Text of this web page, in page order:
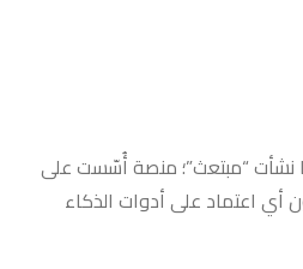
نشأت “مبتعث”؛ منصة أُسّست على
أي اعتماد على أدوات الذكاء